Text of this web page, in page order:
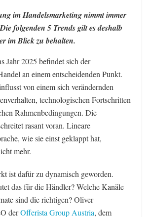
im Handelsmarketing nimmt immer
folgenden 5 Trends gilt es deshalb
im Blick zu behalten.
Jahr 2025 befindet sich der
an einem entscheidenden Punkt.
von einem sich verändernden
technologischen Fortschritten
Rahmenbedingungen. Die
rasant voran. Lineare
wie sie einst geklappt hat,
mehr.
ist dafür zu dynamisch geworden.
das für die Händler? Welche Kanäle
sind die richtigen? Oliver
derOfferista Group Austria, dem